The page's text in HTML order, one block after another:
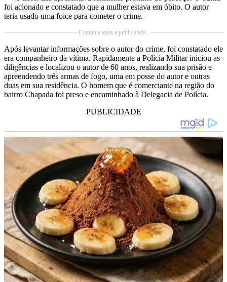
foi acionado e constatado que a mulher estava em óbito. O autor
teria usado uma foice para cometer o crime.
Continua após a publicidade..
Após levantar informações sobre o autor do crime, foi constatado ele
era companheiro da vítima. Rapidamente a Polícia Militar iniciou as
diligências e localizou o autor de 60 anos, realizando sua prisão e
apreendendo três armas de fogo, uma em posse do autor e outras
duas em sua residência. O homem que é comerciante na região do
bairro Chapada foi preso e encaminhado à Delegacia de Polícia.
PUBLICIDADE